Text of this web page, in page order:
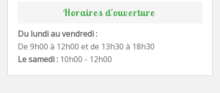
Horaires d'ouverture
Du lundi au vendredi :
De 9h00 à 12h00 et de 13h30 à 18h30
Le samedi : 10h00 - 12h00